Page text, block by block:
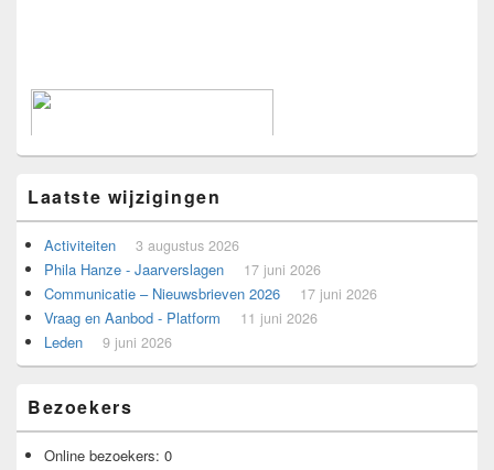
Voorbeeld voor adverteerders.
Laatste wijzigingen
Activiteiten 3 augustus 2026
Phila Hanze - Jaarverslagen 17 juni 2026
Communicatie – Nieuwsbrieven 2026 17 juni 2026
Vraag en Aanbod - Platform 11 juni 2026
Leden 9 juni 2026
Bezoekers
Online bezoekers: 0